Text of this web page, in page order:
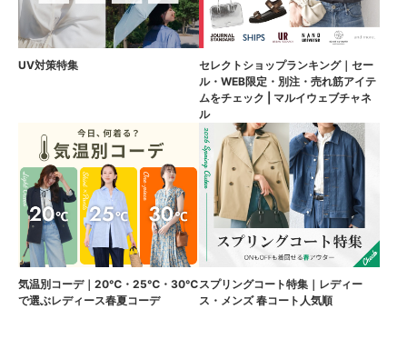
UV対策特集
セレクトショップランキング｜セー
ル・WEB限定・別注・売れ筋アイテ
ムをチェック | マルイウェブチャネ
ル
気温別コーデ｜20℃・25℃・30℃
で選ぶレディース春夏コーデ
スプリングコート特集｜レディー
ス・メンズ 春コート人気順